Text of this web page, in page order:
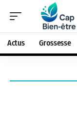
Actus Grossesse